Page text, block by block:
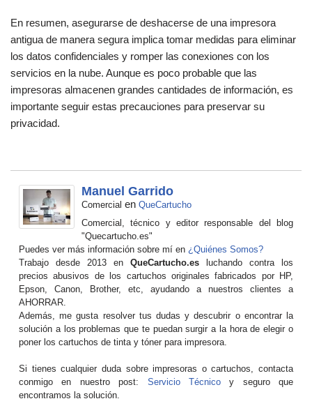
En resumen, asegurarse de deshacerse de una impresora
antigua de manera segura implica tomar medidas para eliminar
los datos confidenciales y romper las conexiones con los
servicios en la nube. Aunque es poco probable que las
impresoras almacenen grandes cantidades de información, es
importante seguir estas precauciones para preservar su
privacidad.
Manuel Garrido
Comercial en QueCartucho
Comercial, técnico y editor responsable del blog
"Quecartucho.es"
Puedes ver más información sobre mí en ¿Quiénes Somos?
Trabajo desde 2013 en QueCartucho.es luchando contra los
precios abusivos de los cartuchos originales fabricados por HP,
Epson, Canon, Brother, etc, ayudando a nuestros clientes a
AHORRAR.
Además, me gusta resolver tus dudas y descubrir o encontrar la
solución a los problemas que te puedan surgir a la hora de elegir o
poner los cartuchos de tinta y tóner para impresora.
Si tienes cualquier duda sobre impresoras o cartuchos, contacta
conmigo en nuestro post: Servicio Técnicoy seguro que
encontramos la solución.